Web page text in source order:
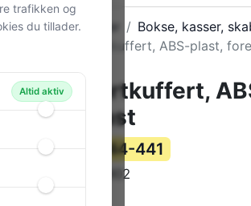
Alle produkter Bokse, kasser,
Transportkuffert, ABS-plast,
Transportkuffert,
skumplast
Varenummer: 144-441
GTK-902
Vægt:
trafikken og
du tillader.
Altid aktiv